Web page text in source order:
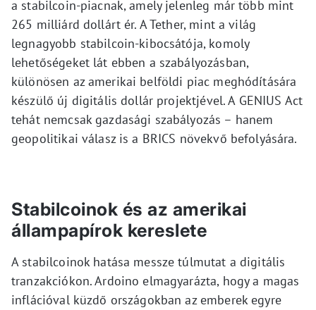
a stabilcoin-piacnak, amely jelenleg már több mint
265 milliárd dollárt ér. A Tether, mint a világ
legnagyobb stabilcoin-kibocsátója, komoly
lehetőségeket lát ebben a szabályozásban,
különösen az amerikai belföldi piac meghódítására
készülő új digitális dollár projektjével. A GENIUS Act
tehát nemcsak gazdasági szabályozás – hanem
geopolitikai válasz is a BRICS növekvő befolyására.
Stabilcoinok és az amerikai
állampapírok kereslete
A stabilcoinok hatása messze túlmutat a digitális
tranzakciókon. Ardoino elmagyarázta, hogy a magas
inflációval küzdő országokban az emberek egyre